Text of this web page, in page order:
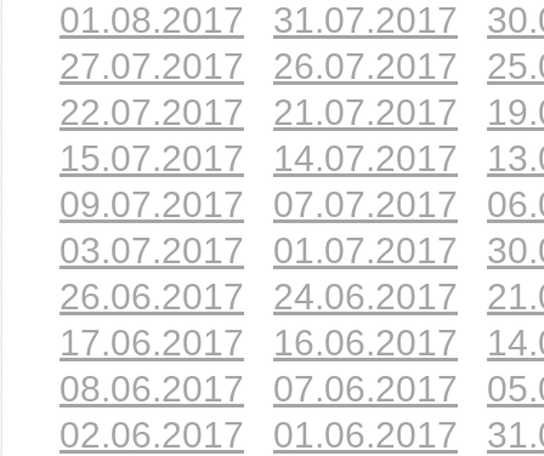
01.08.2017 31.07.2017
27.07.2017
26.07.2017
22.07.2017
21.07.2017
15.07.2017
14.07.2017
09.07.2017
07.07.2017
03.07.2017
01.07.2017
26.06.2017
24.06.2017
17.06.2017
16.06.2017
08.06.2017
07.06.2017
02.06.2017
01.06.2017